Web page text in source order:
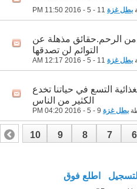
بطل غزة 11:50 PM
من الرحم.حقائق مذهلة عن
التوائم لن تصدقها
بطل غزة 12:17 AM
التسع في حياتنا تخدع
الكثير من الناس
بطل غزة 04:20 PM
6
7
8
9
10
التسجيل اطلع فوق